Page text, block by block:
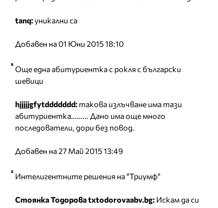
tanq:уникални са
Добавен на 01 Юни 2015 18:10
Още една абитуриентка с рокля с български
шевици
hjjjjjgfytddddddd: такова излъчване има тази
абитуриентка......... Дано има още много
последователи, дори без повод.
Добавен на 27 Май 2015 13:49
Интелигентните решения на "Триумф"
Стоянка Тодорова txtodorovaabv.bg: Искам да си